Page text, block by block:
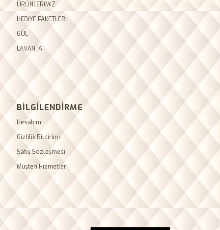
ÜRÜNLERİMİZ
HEDİYE PAKETLERİ
GÜL
LAVANTA
BİLGİLENDİRME
Hesabım
Gizlilik Bildirimi
Satış Sözleşmesi
Müşteri Hizmetleri